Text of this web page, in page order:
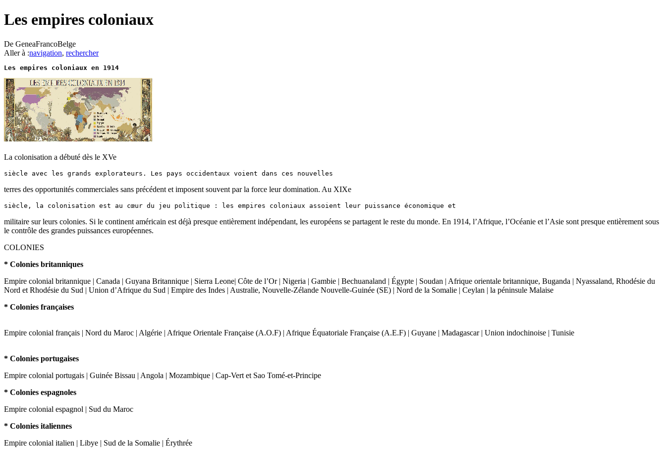
Les empires coloniaux
De GeneaFrancoBelge
Aller à :navigation, rechercher
Les empires coloniaux en 1914
La colonisation a débuté dès le XVe
terres des opportunités commerciales sans précédent et imposent souvent par la force leur domination. Au XIXe
militaire sur leurs colonies. Si le continent américain est déjà presque entièrement indépendant, les européens se partagent le reste du monde. En 1914, l’Afrique, l’Océanie et l’Asie sont presque entièrement sous
le contrôle des grandes puissances européennes.
COLONIES
* Colonies britanniques
Empire colonial britannique | Canada | Guyana Britannique | Sierra Leone| Côte de l’Or | Nigeria | Gambie | Bechuanaland | Égypte | Soudan | Afrique orientale britannique, Buganda | Nyassaland, Rhodésie du
Nord et Rhodésie du Sud | Union d’Afrique du Sud | Empire des Indes | Australie, Nouvelle-Zélande Nouvelle-Guinée (SE) | Nord de la Somalie | Ceylan | la péninsule Malaise
* Colonies françaises
Empire colonial français | Nord du Maroc | Algérie | Afrique Orientale Française (A.O.F) | Afrique Équatoriale Française (A.E.F) | Guyane | Madagascar | Union indochinoise | Tunisie
* Colonies portugaises
Empire colonial portugais | Guinée Bissau | Angola | Mozambique | Cap-Vert et Sao Tomé-et-Principe
* Colonies espagnoles
Empire colonial espagnol | Sud du Maroc
* Colonies italiennes
Empire colonial italien | Libye | Sud de la Somalie | Érythrée